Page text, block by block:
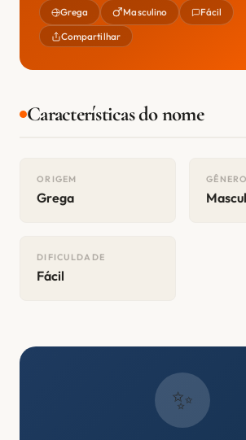
Grega Masculino Fácil
Compartilhar
Características do nome
ORIGEM
Grega
GÊNERO
DIFICULDADE
Fácil
✨